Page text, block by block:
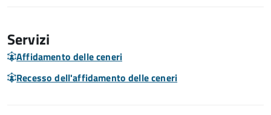
Servizi
Affidamento delle ceneri
Recesso dell'affidamento delle ceneri